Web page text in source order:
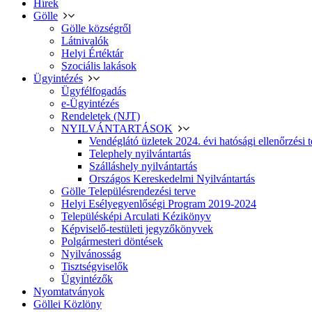
Hírek
Gölle
Gölle községről
Látnivalók
Helyi Értéktár
Szociális lakások
Ügyintézés
Ügyfélfogadás
e-Ügyintézés
Rendeletek (NJT)
NYILVÁNTARTÁSOK
Vendéglátó üzletek 2024. évi hatósági ellenőrzési
Telephely nyilvántartás
Szálláshely nyilvántartás
Országos Kereskedelmi Nyilvántartás
Gölle Településrendezési terve
Helyi Esélyegyenlőségi Program 2019-2024
Településképi Arculati Kézikönyv
Képviselő-testületi jegyzőkönyvek
Polgármesteri döntések
Nyilvánosság
Tisztségviselők
Ügyintézők
Nyomtatványok
Göllei Közlöny